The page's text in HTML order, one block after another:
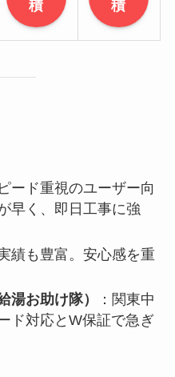
積
積
ード重視のユーザー向
早く、即日工事に強
績も豊富。安心感を重
湯お助け隊）
：関東中
ド対応とW保証で急ぎ